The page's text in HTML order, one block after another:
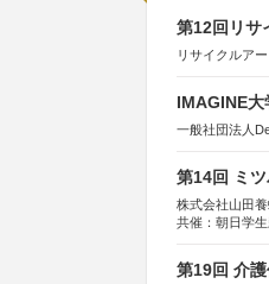
第12回リサ
リサイクルア
IMAGINE大
一般社団法人
第14回 ミ
株式会社山田
共催：朝日学
第19回 介